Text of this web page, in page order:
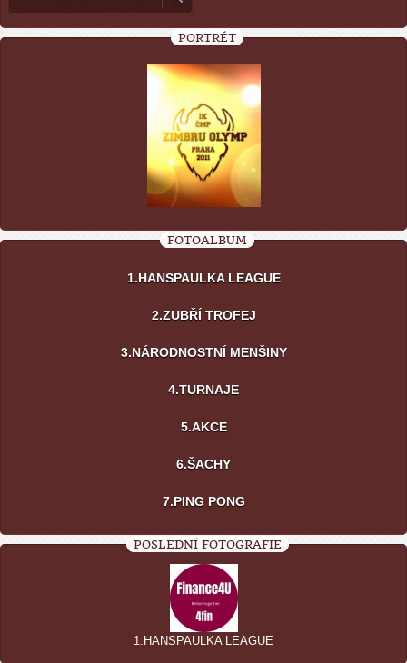
PORTRÉT
FOTOALBUM
1.HANSPAULKA LEAGUE
2.ZUBŘÍ TROFEJ
3.NÁRODNOSTNÍ MENŠINY
4.TURNAJE
5.AKCE
6.ŠACHY
7.PING PONG
POSLEDNÍ FOTOGRAFIE
1.HANSPAULKA LEAGUE